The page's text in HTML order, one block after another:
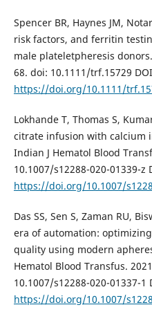
Spencer BR, Haynes JM,
risk factors, and ferritin
male plateletpheresis
68. doi: 10.1111/trf.15729
https://doi.org/10.1111/
Lokhande T, Thomas S,
citrate infusion with calcium
Indian J Hematol Blood
10.1007/s12288-020-01339-z
https://doi.org/10.1007/
Das SS, Sen S, Zaman RU,
era of automation:
quality using modern
Hematol Blood Transfus.
10.1007/s12288-020-01337-1
https://doi.org/10.1007/